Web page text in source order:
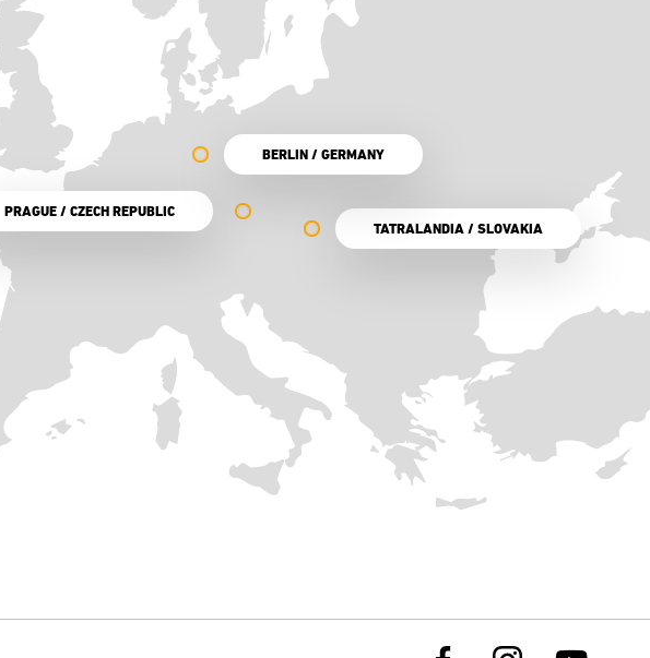
TATRALANDIA / SLOVAKIA
PRAGUE / CZECH REPUBLIC
BERLIN / GERMANY